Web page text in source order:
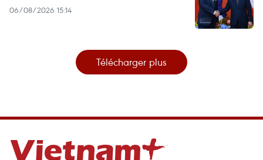
06/08/2026 15:14
Télécharger plus